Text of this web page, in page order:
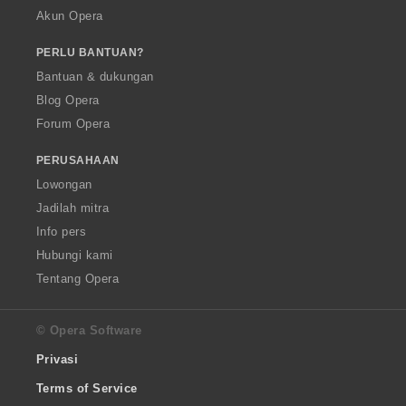
Akun Opera
PERLU BANTUAN?
Bantuan & dukungan
Blog Opera
Forum Opera
PERUSAHAAN
Lowongan
Jadilah mitra
Info pers
Hubungi kami
Tentang Opera
© Opera Software
Privasi
Terms of Service